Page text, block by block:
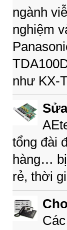
ngành
nghiệm
như KX-
tổng đài
hàng…
rẻ, thời